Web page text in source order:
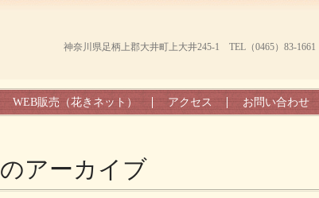
神奈川県足柄上郡大井町上大井245-1 TEL（0465）83-
WEB販売（花きネット） アクセス お問い合わせ
のアーカイブ